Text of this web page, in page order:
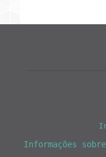
Informações